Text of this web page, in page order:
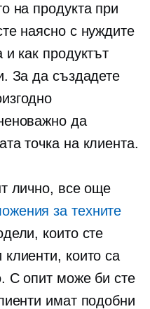
на продукта при
наясно с нуждите
как продуктът
За да създадете
да
точка на клиента.
лично, все още
за техните
които сте
които са
С опит може би сте
имат подобни